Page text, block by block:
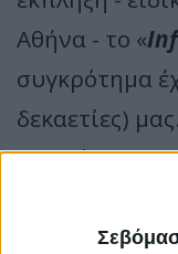
Αθήνα - το «
συγκρότημα
δεκαετίες)
50 χρόνια οι
στη
βοήθησαν να